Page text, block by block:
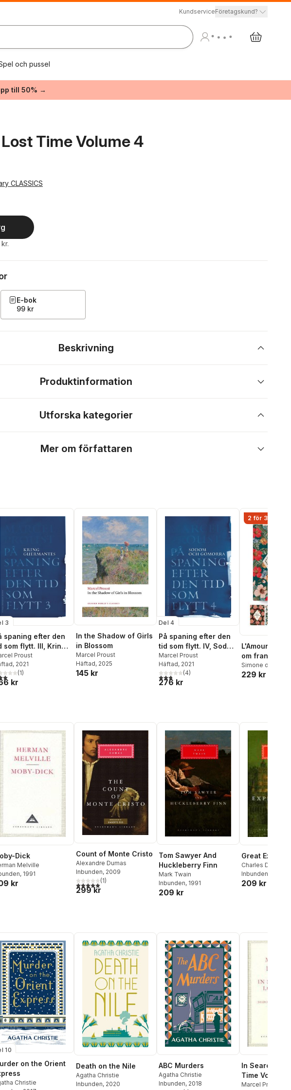
KundserviceFöretagskund?
och pussel
till 50% →
Time Volume 4
CLASSICS
E-bok
99 kr
Beskrivning
Produktinformation
Utforska kategorier
Mer om författaren
3
spaning efter den
som flytt. III, Kring
Proust
, 2021
utav 5 stjärnor. Totalt antal röster:
(1)
kr
In the Shadow of Girls
in Blossom
Marcel Proust
Häftad, 2025
145 kr
Del 4
På spaning efter den
tid som flytt. IV, Sodom
och Gomorra
Marcel Proust
Häftad, 2021
2,8utav 5 stjärnor. Totalt antal röster:
(4)
276 kr
2 för 349 kr
L'Amour -
om fransk
Simone de
de Maupassant
229 kr
Dick
Melville
, 1991
kr
Count of Monte Cristo
Alexandre Dumas
Inbunden, 2009
5,0utav 5 stjärnor. Totalt antal röster:
(1)
299 kr
Tom Sawyer And
Huckleberry Finn
Mark Twain
Inbunden, 1991
209 kr
Great
Charles Dickens
Inbunden
209 kr
10
on the Orient
Christie
Death on the Nile
Agatha Christie
Inbunden, 2020
ABC Murders
Agatha Christie
Inbunden, 2018
In Search Of
Time Volume
Marcel Proust